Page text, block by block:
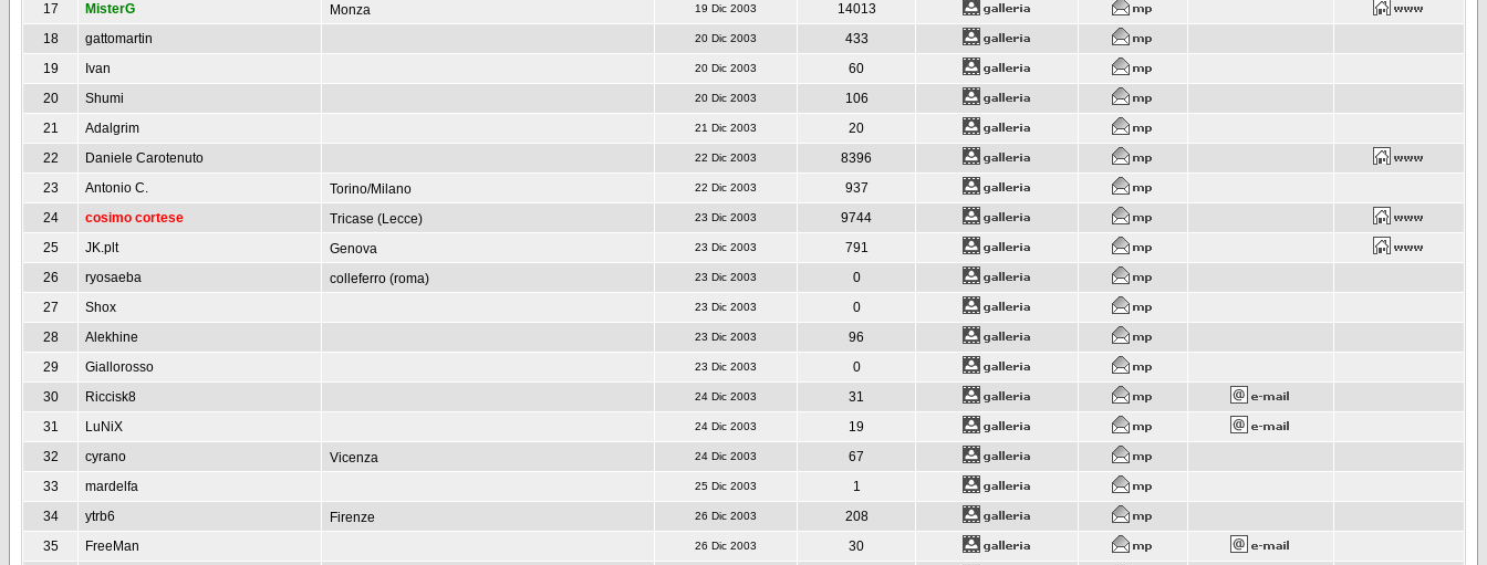
17
MisterG Monza 19 Dic 2003
14013
18
gattomartin 20 Dic 2003
433
19
Ivan 20 Dic 2003
60
20
Shumi 20 Dic 2003
106
21
Adalgrim 21 Dic 2003
20
22
Daniele Carotenuto 22 Dic 2003
8396
23
Antonio C. Torino/Milano 22 Dic 2003
937
24
cosimo cortese Tricase (Lecce) 23 Dic 2003
9744
25
JK.plt Genova 23 Dic 2003
791
26
ryosaeba colleferro (roma) 23 Dic 2003
0
27
Shox 23 Dic 2003
0
28
Alekhine 23 Dic 2003
96
29
Giallorosso 23 Dic 2003
0
30
Riccisk8 24 Dic 2003
31
31
LuNiX 24 Dic 2003
19
32
cyrano Vicenza 24 Dic 2003
67
33
mardelfa 25 Dic 2003
1
34
ytrb6 Firenze 26 Dic 2003
208
35
FreeMan 26 Dic 2003
30